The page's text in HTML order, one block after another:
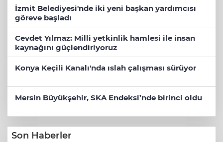
İzmit Belediyesi'nde iki yeni başkan yardımcısı
göreve başladı
Cevdet Yılmaz: Milli yetkinlik hamlesi ile insan
kaynağını güçlendiriyoruz
Konya Keçili Kanalı'nda ıslah çalışması sürüyor
Mersin Büyükşehir, SKA Endeksi’nde birinci oldu
Son Haberler